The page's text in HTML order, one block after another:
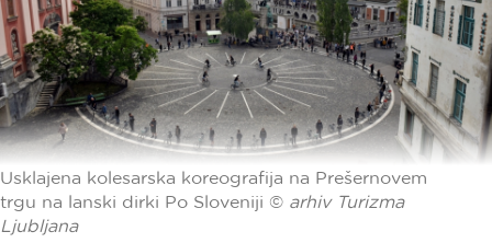
Usklajena kolesarska koreografija na Prešernovem
trgu na lanski dirki Po Sloveniji © arhiv Turizma
Ljubljana